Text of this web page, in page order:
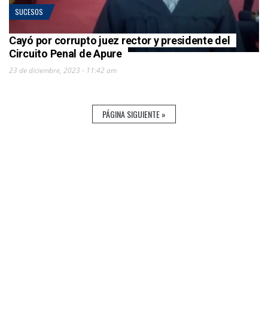
SUCESOS
Cayó por corrupto juez rector y presidente del
Circuito Penal de Apure
23 de diciembre, 2023 - 11:42 am
PÁGINA SIGUIENTE »